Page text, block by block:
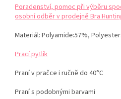
Poradenství, pomoc při výběru
osobní odběr v prodejně Bra
Materiál: Polyamide:57%,
Prací pytlík
Praní v pračce i ručně do 40°C
Praní s podobnými barvami